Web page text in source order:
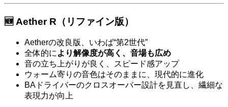
🆕 Aether R（リファイン版）
Aetherの改良版、いわば“第2世代”
全体的に より解像度が高く、音場も広め
音の立ち上がりが良く、スピード感アップ
ウォーム寄りの音色はそのままに、現代的に進化
BAドライバーのクロスオーバー設計を見直し、繊細な
表現力が向上